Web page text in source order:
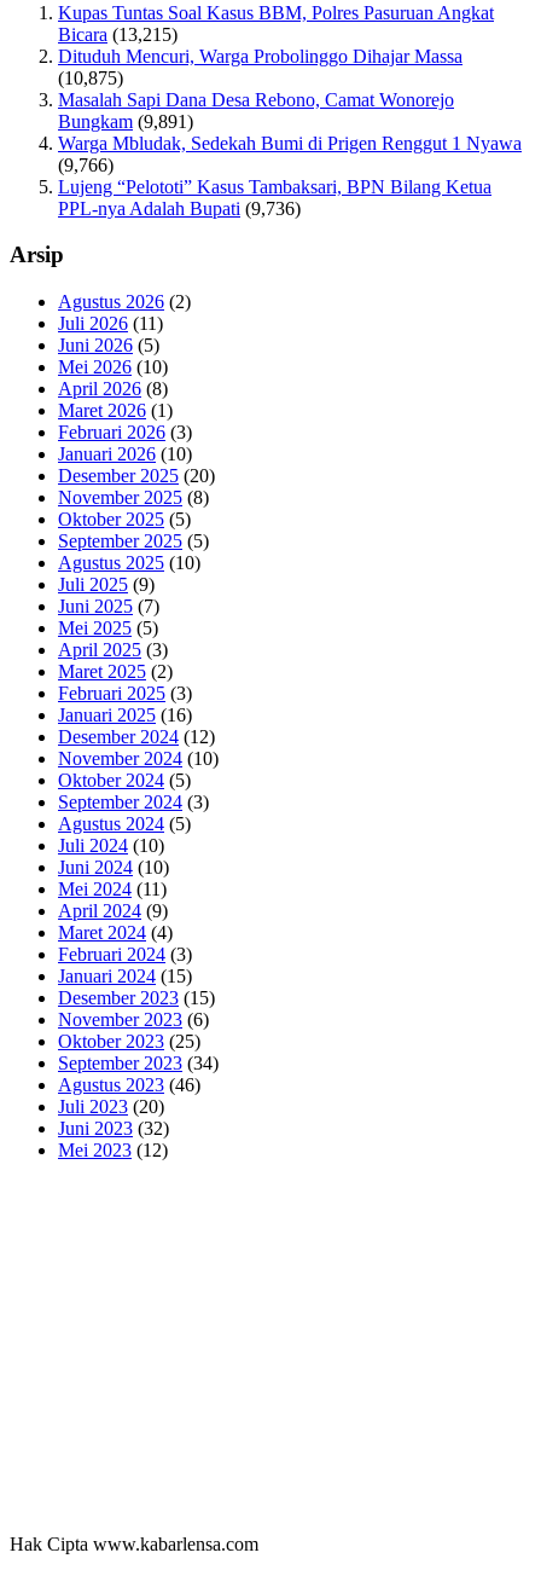
Kupas Tuntas Soal Kasus BBM, Polres Pasuruan Angkat
Bicara (13,215)
Dituduh Mencuri, Warga Probolinggo Dihajar Massa
(10,875)
Masalah Sapi Dana Desa Rebono, Camat Wonorejo
Bungkam (9,891)
Warga Mbludak, Sedekah Bumi di Prigen Renggut 1 Nyawa
(9,766)
Lujeng “Pelototi” Kasus Tambaksari, BPN Bilang Ketua
PPL-nya Adalah Bupati (9,736)
Arsip
Agustus 2026 (2)
Juli 2026 (11)
Juni 2026 (5)
Mei 2026 (10)
April 2026 (8)
Maret 2026 (1)
Februari 2026 (3)
Januari 2026 (10)
Desember 2025 (20)
November 2025 (8)
Oktober 2025 (5)
September 2025 (5)
Agustus 2025 (10)
Juli 2025 (9)
Juni 2025 (7)
Mei 2025 (5)
April 2025 (3)
Maret 2025 (2)
Februari 2025 (3)
Januari 2025 (16)
Desember 2024 (12)
November 2024 (10)
Oktober 2024 (5)
September 2024 (3)
Agustus 2024 (5)
Juli 2024 (10)
Juni 2024 (10)
Mei 2024 (11)
April 2024 (9)
Maret 2024 (4)
Februari 2024 (3)
Januari 2024 (15)
Desember 2023 (15)
November 2023 (6)
Oktober 2023 (25)
September 2023 (34)
Agustus 2023 (46)
Juli 2023 (20)
Juni 2023 (32)
Mei 2023 (12)
Hak Cipta www.kabarlensa.com